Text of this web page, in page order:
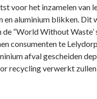
voor het inzamelen van
en aluminium blikken. Dit
de “World Without
consumenten te
afval gescheiden
recycling verwerkt